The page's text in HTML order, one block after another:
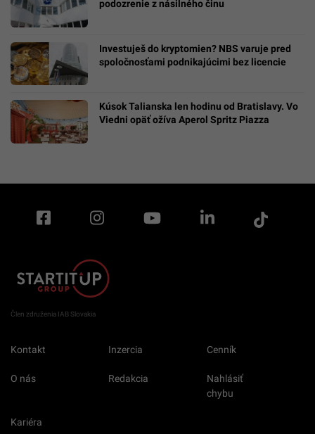
podozrenie z násilného činu
Investuješ do kryptomien? NBS varuje pred
spoločnosťami podnikajúcimi bez licencie
Kúsok Talianska len hodinu od Bratislavy. Vo
Viedni opäť ožíva Aperol Spritz Piazza
Člen združenia IAB Slovakia
Kontakt Inzercia Cenník
O nás Redakcia
Nahlásiť
chybu
Kariéra